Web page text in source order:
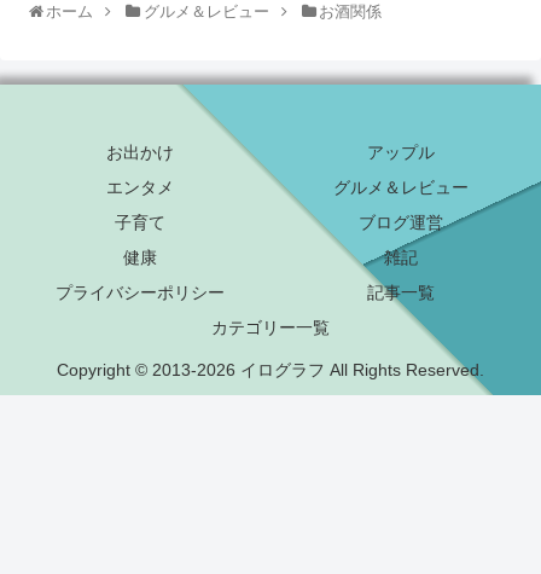
ホーム グルメ＆レビュー お酒関係
お出かけ
アップル
エンタメ
グルメ＆レビュー
子育て
ブログ運営
健康
雑記
プライバシーポリシー
記事一覧
カテゴリー一覧
Copyright © 2013-2026 イログラフ All Rights Reserved.